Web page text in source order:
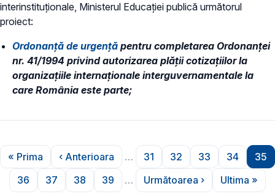
interinstituționale, Ministerul Educaţiei publică următorul
proiect:
Ordonanță de urgență pentru completarea Ordonanței
nr. 41/1994 privind autorizarea plății cotizațiilor la
organizațiile internaționale interguvernamentale la
care România este parte;
Paginare
Prima pagină
« Prima
Pagina anterioară
‹ Anterioara …
Pagina
31
Pagina
32
Pagina
33
Pagina
34 35
Pagina
36
Pagina
37
Pagina
38
Pagina
39 …
Pagina următoare
Următoarea ›
Ultima
Ultima »